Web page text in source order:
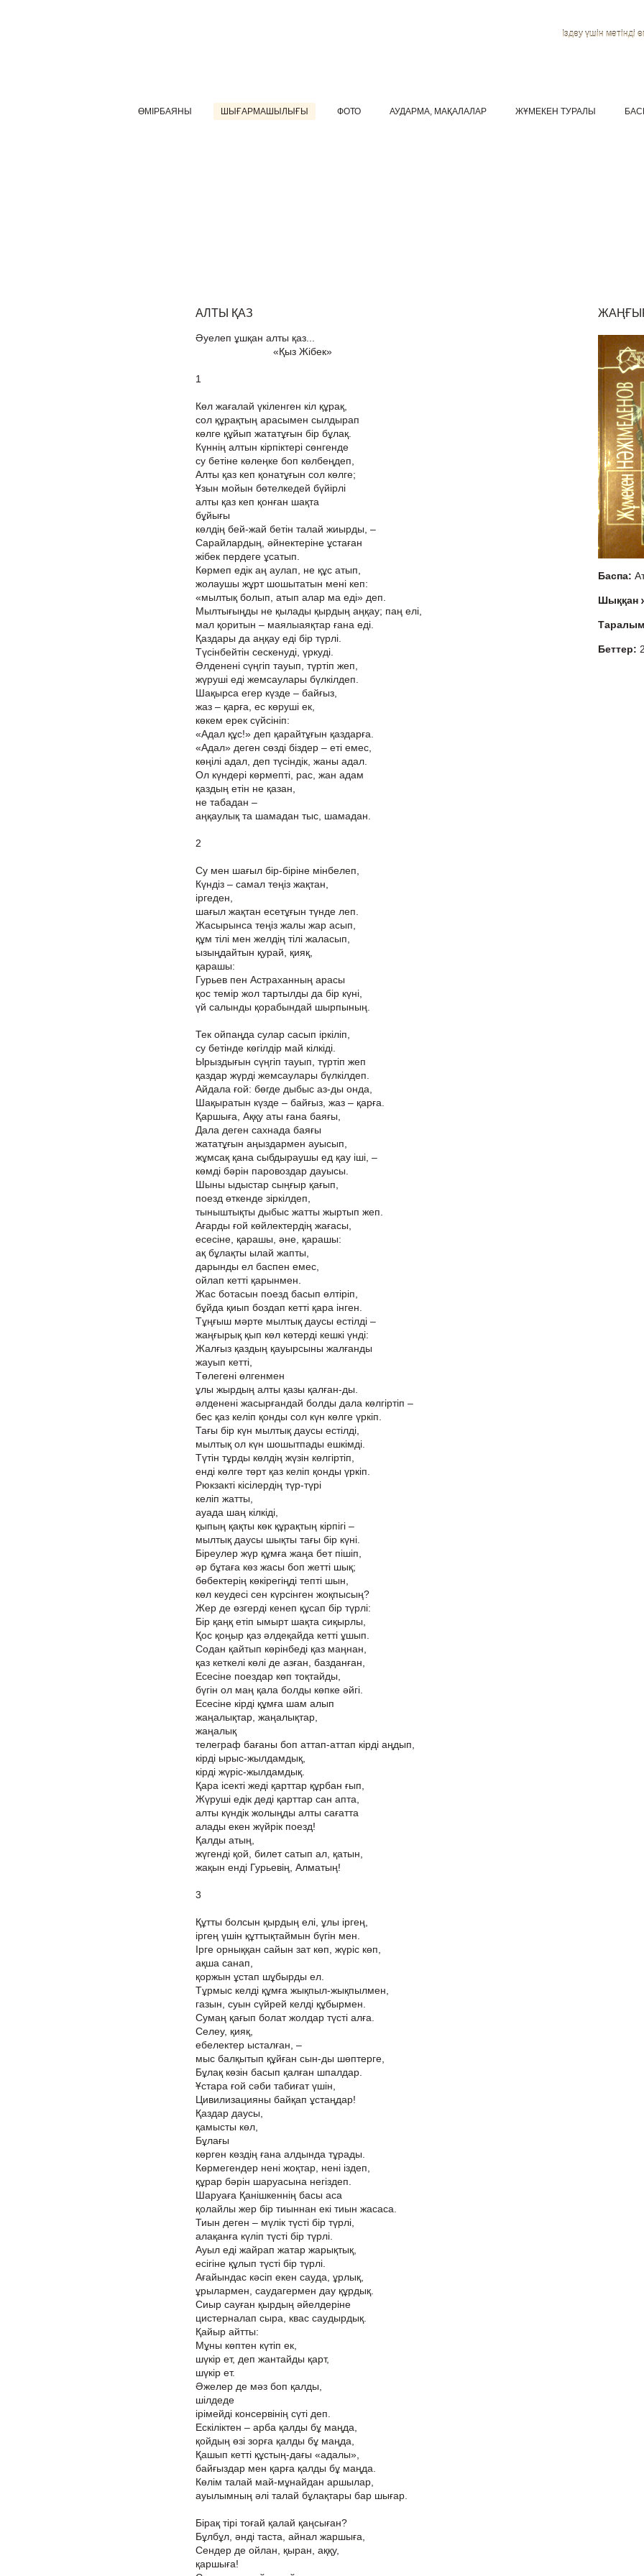
Іздеу үшін мәтінді
ӨМІРБАЯНЫ ШЫҒАРМАШЫЛЫҒЫ ФОТО АУДАРМА, МАҚАЛАЛАР ЖҰМЕКЕН ТУРАЛЫ
АЛТЫ ҚАЗ
Әуелеп ұшқан алты қаз...
«Қыз Жібек»
1
Көл жағалай үкіленген кіл құрақ,
сол құрақтың арасымен сылдырап
көлге құйып жататұғын бір бұлақ.
Күннің алтын кірпіктері сөнгенде
су бетіне көлеңке боп көлбеңдеп,
Алты қаз кеп қонатұғын сол көлге;
Ұзын мойын бөтелкедей бүйірлі
алты қаз кеп қонған шақта
бұйығы
көлдің бей-жай бетін талай жиырды, –
Сарайлардың, әйнектеріне ұстаған
жібек пердеге ұсатып.
Көрмеп едік аң аулап, не құс атып,
жолаушы жұрт шошытатын мені кеп:
«мылтық болып, атып алар ма еді» деп.
Мылтығыңды не қылады қырдың аңқау; паң елі,
мал қоритын – маялыаяқтар ғана еді.
Қаздары да аңқау еді бір түрлі.
Түсінбейтін сескенуді, үркуді.
Әлденені сүңгіп тауып, түртіп жеп,
жүруші еді жемсаулары бүлкілдеп.
Шақырса егер күзде – байғыз,
жаз – қарға, ес көруші ек,
көкем ерек сүйсініп:
«Адал құс!» деп қарайтұғын қаздарға.
«Адал» деген сөзді біздер – еті емес,
көңілі адал, деп түсіндік, жаны адал.
Ол күндері көрмепті, рас, жан адам
қаздың етін не қазан,
не табадан –
аңқаулық та шамадан тыс, шамадан.
2
Су мен шағыл бір-біріне мінбелеп,
Күндіз – самал теңіз жақтан,
іргеден,
шағыл жақтан есетұғын түнде леп.
Жасырынса теңіз жалы жар асып,
құм тілі мен желдің тілі жаласып,
ызыңдайтын қурай, қияқ,
қарашы:
Гурьев пен Астраханның арасы
қос темір жол тартылды да бір күні,
үй салынды қорабындай шырпының.
Тек ойпаңда сулар сасып іркіліп,
су бетінде көгілдір май кілкіді.
Ырыздығын сүңгіп тауып, түртіп жеп
қаздар жүрді жемсаулары бүлкілдеп.
Айдала ғой: бөгде дыбыс аз-ды онда,
Шақыратын күзде – байғыз, жаз – қарға.
Қаршыға, Аққу аты ғана баяғы,
Дала деген сахнада баяғы
жататұғын аңыздармен ауысып,
жұмсақ қана сыбдыраушы ед қау іші, –
көмді бәрін паровоздар дауысы.
Шыны ыдыстар сыңғыр қағып,
поезд өткенде зіркілдеп,
тыныштықты дыбыс жатты жыртып жеп.
Ағарды ғой көйлектердің жағасы,
есесіне, қарашы, әне, қарашы:
ақ бұлақты ылай жапты,
дарынды ел баспен емес,
ойлап кетті қарынмен.
Жас ботасын поезд басып өлтіріп,
бұйда қиып боздап кетті қара інген.
Тұңғыш мәрте мылтық даусы естілді –
жаңғырық қып көл көтерді кешкі үнді:
Жалғыз қаздың қауырсыны жалғанды
жауып кетті,
Төлегені өлгенмен
ұлы жырдың алты қазы қалған-ды.
әлденені жасырғандай болды дала көлгіртіп –
бес қаз келіп қонды сол күн көлге үркіп.
Тағы бір күн мылтық даусы естілді,
мылтық ол күн шошытпады ешкімді.
Түтін тұрды көлдің жүзін көлгіртіп,
енді көлге төрт қаз келіп қонды үркіп.
Рюкзакті кісілердің түр-түрі
келіп жатты,
ауада шаң кілкіді,
қыпың қақты көк құрақтың кірпігі –
мылтық даусы шықты тағы бір күні.
Біреулер жүр құмға жаңа бет пішіп,
әр бұтаға көз жасы боп жетті шық;
бөбектерің көкірегіңді тепті шын,
көл кеудесі сен күрсінген жоқпысың?
Жер де өзгерді кенеп құсап бір түрлі:
Бір қаңқ етіп ымырт шақта сиқырлы,
Қос қоңыр қаз әлдеқайда кетті ұшып.
Содан қайтып көрінбеді қаз маңнан,
қаз кеткелі көлі де азған, базданған,
Есесіне поездар көп тоқтайды,
бүгін ол маң қала болды көпке әйгі.
Есесіне кірді құмға шам алып
жаңалықтар, жаңалықтар,
жаңалық
телеграф бағаны боп аттап-аттап кірді аңдып,
кірді ырыс-жылдамдық,
кірді жүріс-жылдамдық.
Қара ісекті жеді қарттар құрбан ғып,
Жүруші едік деді қарттар сан апта,
алты күндік жолыңды алты сағатта
алады екен жүйрік поезд!
Қалды атың,
жүгенді қой, билет сатып ал, қатын,
жақын енді Гурьевің, Алматың!
3
Құтты болсын қырдың елі, ұлы іргең,
іргең үшін құттықтаймын бүгін мен.
Ірге орныққан сайын зат көп, жүріс көп,
ақша санап,
қоржын ұстап шұбырды ел.
Тұрмыс келді құмға жықпыл-жықпылмен,
газын, суын сүйрей келді құбырмен.
Сумаң қағып болат жолдар түсті алға.
Селеу, қияқ,
ебелектер ысталған, –
мыс балқытып құйған сын-ды шөптерге,
Бұлақ көзін басып қалған шпалдар.
Ұстара ғой сәби табиғат үшін,
Цивилизацияны байқап ұстаңдар!
Қаздар даусы,
қамысты көл,
Бұлағы
көрген көздің ғана алдында тұрады.
Көрмегендер нені жоқтар, нені іздеп,
құрар бәрін шаруасына негіздеп.
Шаруаға Қанішкеннің басы аса
қолайлы жер бір тиыннан екі тиын жасаса.
Тиын деген – мүлік түсті бір түрлі,
алақанға күліп түсті бір түрлі.
Ауыл еді жайрап жатар жарықтық,
есігіне құлып түсті бір түрлі.
Ағайындас кәсіп екен сауда, ұрлық,
ұрылармен, саудагермен дау құрдық.
Сиыр сауған қырдың әйелдеріне
цистерналап сыра, квас саудырдық.
Қайыр айтты:
Мұны көптен күтіп ек,
шүкір ет, деп жантайды қарт,
шүкір ет.
Әжелер де мәз боп қалды,
шілдеде
ірімейді консервінің сүті деп.
Ескіліктен – арба қалды бұ маңда,
қойдың өзі зорға қалды бұ маңда,
Қашып кетті құстың-дағы «адалы»,
байғыздар мен қарға қалды бұ маңда.
Көлім талай май-мұнайдан аршылар,
ауылымның әлі талай бұлақтары бар шығар.
Бірақ тірі тоғай қалай қаңсыған?
Бұлбұл, әнді таста, айнал жаршыға,
Сендер де ойлан, қыран, аққу,
қаршыға!
Баспа:
Беттер: